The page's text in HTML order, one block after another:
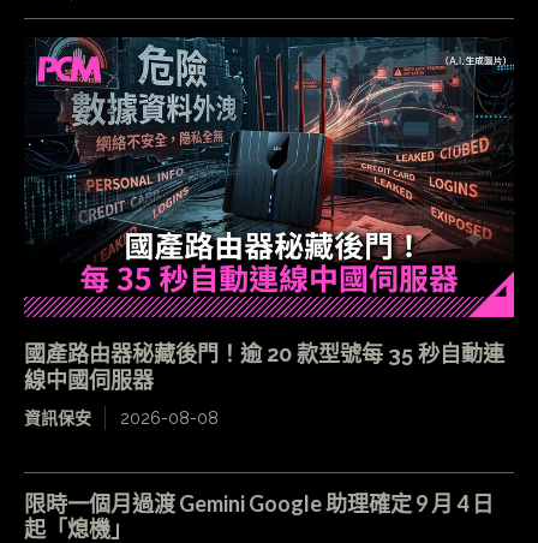
國產路由器秘藏後門！逾 20 款型號每 35 秒自動連
線中國伺服器
資訊保安 2026-08-08
限時一個月過渡 Gemini Google 助理確定 9 月 4 日
起「熄機」